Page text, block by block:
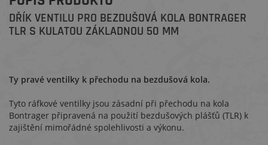
DŘÍK VENTILU PRO BEZDUŠOVÁ KOLA BONTRAGER
TLR S KULATOU ZÁKLADNOU 50 MM
Ty pravé ventilky k přechodu na bezdušová kola.
Tyto ráfkové ventilky jsou zásadní při přechodu na kola
Bontrager připravená na použití bezdušových plášťů (TLR) k
zajištění mimořádné spolehlivosti a výkonu.